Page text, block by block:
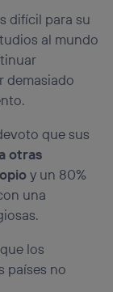
difícil para su
al mundo
demasiado
que sus
otras
y un 80%
una
los
países no